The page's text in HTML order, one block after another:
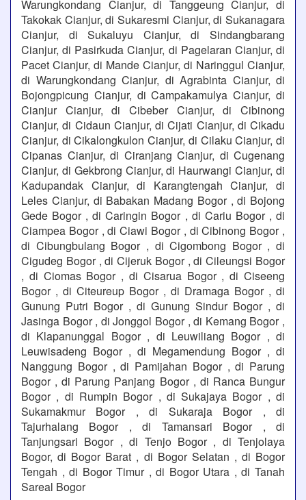
Warungkondang Cianjur, di Tanggeung Cianjur, di
Takokak Cianjur, di Sukaresmi Cianjur, di Sukanagara
Cianjur, di Sukaluyu Cianjur, di Sindangbarang
Cianjur, di Pasirkuda Cianjur, di Pagelaran Cianjur, di
Pacet Cianjur, di Mande Cianjur, di Naringgul Cianjur,
di Warungkondang Cianjur, di Agrabinta Cianjur, di
Bojongpicung Cianjur, di Campakamulya Cianjur, di
Cianjur Cianjur, di Cibeber Cianjur, di Cibinong
Cianjur, di Cidaun Cianjur, di Cijati Cianjur, di Cikadu
Cianjur, di Cikalongkulon Cianjur, di Cilaku Cianjur, di
Cipanas Cianjur, di Ciranjang Cianjur, di Cugenang
Cianjur, di Gekbrong Cianjur, di Haurwangi Cianjur, di
Kadupandak Cianjur, di Karangtengah Cianjur, di
Leles Cianjur, di Babakan Madang Bogor , di Bojong
Gede Bogor , di Caringin Bogor , di Cariu Bogor , di
Ciampea Bogor , di Ciawi Bogor , di Cibinong Bogor ,
di Cibungbulang Bogor , di Cigombong Bogor , di
Cigudeg Bogor , di Cijeruk Bogor , di Cileungsi Bogor
, di Ciomas Bogor , di Cisarua Bogor , di Ciseeng
Bogor , di Citeureup Bogor , di Dramaga Bogor , di
Gunung Putri Bogor , di Gunung Sindur Bogor , di
Jasinga Bogor , di Jonggol Bogor , di Kemang Bogor ,
di Klapanunggal Bogor , di Leuwiliang Bogor , di
Leuwisadeng Bogor , di Megamendung Bogor , di
Nanggung Bogor , di Pamijahan Bogor , di Parung
Bogor , di Parung Panjang Bogor , di Ranca Bungur
Bogor , di Rumpin Bogor , di Sukajaya Bogor , di
Sukamakmur Bogor , di Sukaraja Bogor , di
Tajurhalang Bogor , di Tamansari Bogor , di
Tanjungsari Bogor , di Tenjo Bogor , di Tenjolaya
Bogor, di Bogor Barat , di Bogor Selatan , di Bogor
Tengah , di Bogor Timur , di Bogor Utara , di Tanah
Sareal Bogor